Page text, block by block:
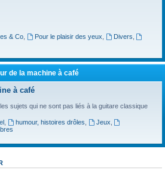
& Co, Pour le plaisir des yeux Divers
de la machine à café
à café
sujets qui ne sont pas liés à la guitare classique
, humour, histoires drôles Jeux